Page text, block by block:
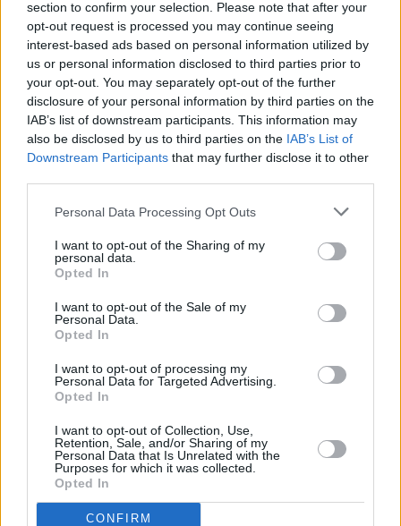
section to confirm your selection. Please note that after your
opt-out request is processed you may continue seeing
interest-based ads based on personal information utilized by
us or personal information disclosed to third parties prior to
your opt-out. You may separately opt-out of the further
disclosure of your personal information by third parties on the
IAB’s list of downstream participants. This information may
also be disclosed by us to third parties on the IAB’s List of
Downstream Participants that may further disclose it to other
Personal Data Processing Opt Outs
I want to opt-out of the Sharing of my
personal data.
Opted In
I want to opt-out of the Sale of my
Personal Data.
Opted In
I want to opt-out of processing my
Personal Data for Targeted Advertising.
Opted In
I want to opt-out of Collection, Use,
Retention, Sale, and/or Sharing of my
Personal Data that Is Unrelated with the
Purposes for which it was collected.
Opted In
CONFIRM